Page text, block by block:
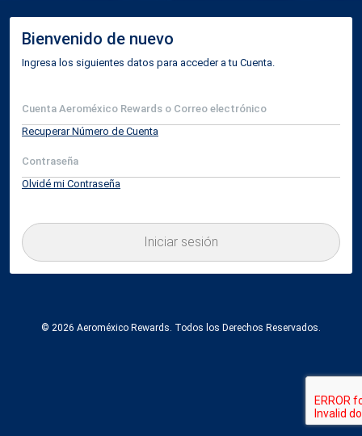
Bienvenido de nuevo
Ingresa los siguientes datos para acceder a tu Cuenta.
Cuenta Aeroméxico Rewards o Correo electrónico
Recuperar Número de Cuenta
Contraseña
Olvidé mi Contraseña
Iniciar sesión
© 2026 Aeroméxico Rewards. Todos los Derechos Reservados.